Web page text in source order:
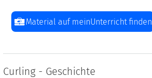
Material auf meinUnterricht finden
Curling - Geschichte